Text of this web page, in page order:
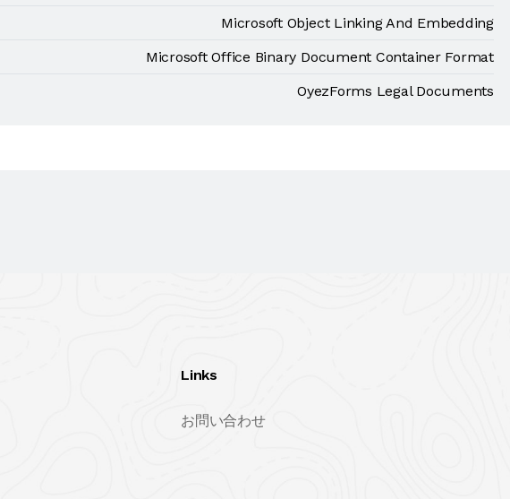
Microsoft Object Linking And Embedding
Microsoft Office Binary Document Container Format
OyezForms Legal Documents
Links
お問い合わせ